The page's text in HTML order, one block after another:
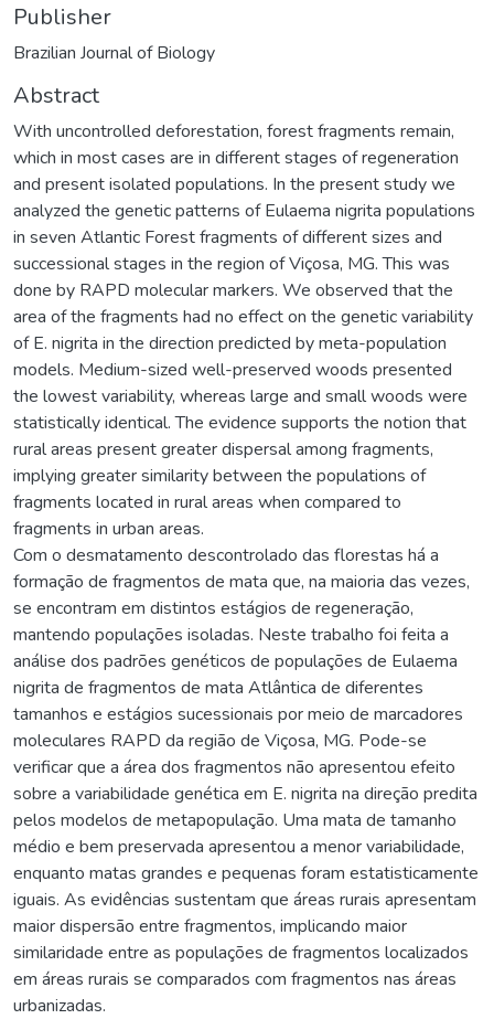
Publisher
Brazilian Journal of Biology
Abstract
With uncontrolled deforestation, forest fragments remain,
which in most cases are in different stages of regeneration
and present isolated populations. In the present study we
analyzed the genetic patterns of Eulaema nigrita populations
in seven Atlantic Forest fragments of different sizes and
successional stages in the region of Viçosa, MG. This was
done by RAPD molecular markers. We observed that the
area of the fragments had no effect on the genetic variability
of E. nigrita in the direction predicted by meta-population
models. Medium-sized well-preserved woods presented
the lowest variability, whereas large and small woods were
statistically identical. The evidence supports the notion that
rural areas present greater dispersal among fragments,
implying greater similarity between the populations of
fragments located in rural areas when compared to
fragments in urban areas.
Com o desmatamento descontrolado das florestas há a
formação de fragmentos de mata que, na maioria das vezes,
se encontram em distintos estágios de regeneração,
mantendo populações isoladas. Neste trabalho foi feita a
análise dos padrões genéticos de populações de Eulaema
nigrita de fragmentos de mata Atlântica de diferentes
tamanhos e estágios sucessionais por meio de marcadores
moleculares RAPD da região de Viçosa, MG. Pode-se
verificar que a área dos fragmentos não apresentou efeito
sobre a variabilidade genética em E. nigrita na direção predita
pelos modelos de metapopulação. Uma mata de tamanho
médio e bem preservada apresentou a menor variabilidade,
enquanto matas grandes e pequenas foram estatisticamente
iguais. As evidências sustentam que áreas rurais apresentam
maior dispersão entre fragmentos, implicando maior
similaridade entre as populações de fragmentos localizados
em áreas rurais se comparados com fragmentos nas áreas
urbanizadas.